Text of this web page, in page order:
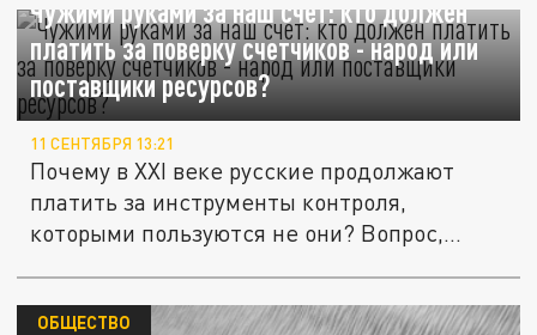
Чужими руками за наш счет: кто должен
платить за поверку счетчиков - народ или
поставщики ресурсов?
11 СЕНТЯБРЯ 13:21
Почему в XXI веке русские продолжают
платить за инструменты контроля,
которыми пользуются не они? Вопрос,...
ОБЩЕСТВО